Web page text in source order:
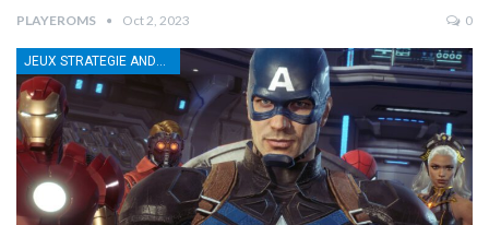
PLAYEROMS Oct 2, 2023 0
JEUX STRATEGIE ANDROID